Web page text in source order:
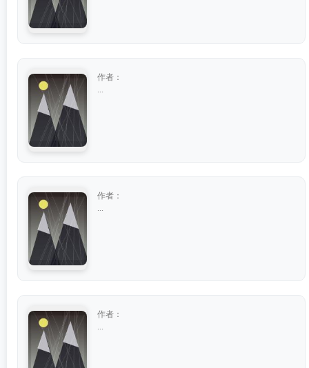
作者：
作者：
作者：